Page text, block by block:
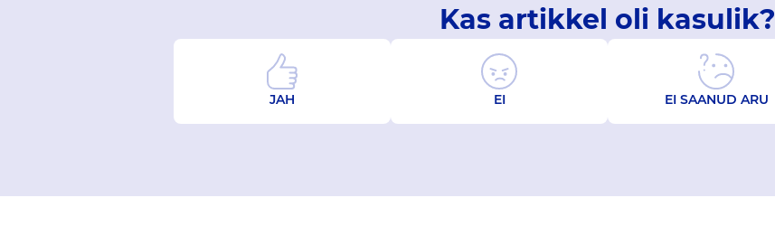
Kas artikkel oli kasulik?
JAH EI EI SAANUD ARU